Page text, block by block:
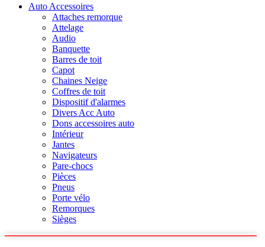
Auto Accessoires
Attaches remorque
Attelage
Audio
Banquette
Barres de toit
Capot
Chaines Neige
Coffres de toit
Dispositif d'alarmes
Divers Acc Auto
Dons accessoires auto
Intérieur
Jantes
Navigateurs
Pare-chocs
Pièces
Pneus
Porte vélo
Remorques
Sièges